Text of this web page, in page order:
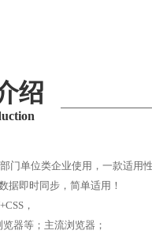
绍
单位类企业使用，一款适用
据即时同步，简单适用！
，
器等；主流浏览器；